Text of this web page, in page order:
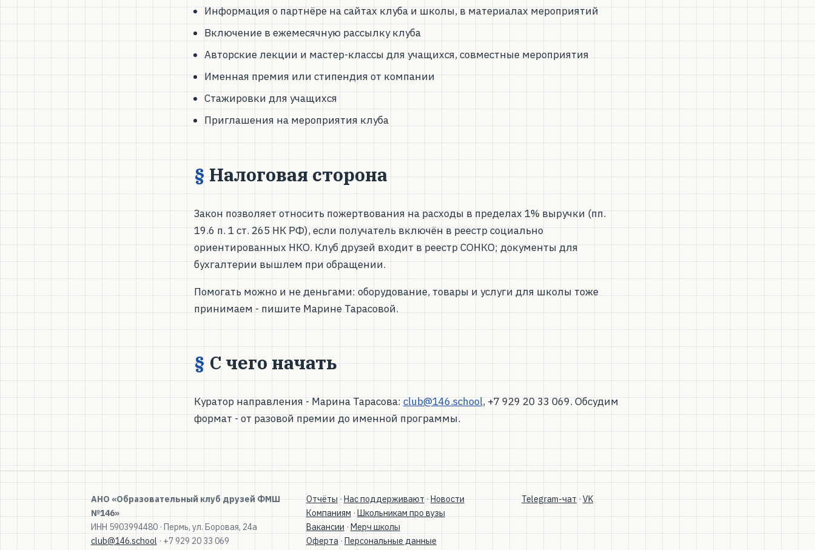
Информация о партнёре на сайтах клуба и школы, в материалах мероприятий
Включение в ежемесячную рассылку клуба
Авторские лекции и мастер-классы для учащихся, совместные мероприятия
Именная премия или стипендия от компании
Стажировки для учащихся
Приглашения на мероприятия клуба
Налоговая сторона
Закон позволяет относить пожертвования на расходы в пределах 1% выручки (пп.
19.6 п. 1 ст. 265 НК РФ), если получатель включён в реестр социально
ориентированных НКО. Клуб друзей входит в реестр СОНКО; документы для
бухгалтерии вышлем при обращении.
Помогать можно и не деньгами: оборудование, товары и услуги для школы тоже
принимаем - пишите Марине Тарасовой.
С чего начать
Куратор направления - Марина Тарасова: club@146.school, +7 929 20 33 069. Обсудим
формат - от разовой премии до именной программы.
АНО «Образовательный клуб друзей ФМШ
№146»
ИНН 5903994480 · Пермь, ул. Боровая, 24а
club@146.school · +7 929 20 33 069
Отчёты · Нас поддерживают · Новости
Компаниям · Школьникам про вузы
Вакансии · Мерч школы
Оферта· Персональные данные
Telegram-чат · VK